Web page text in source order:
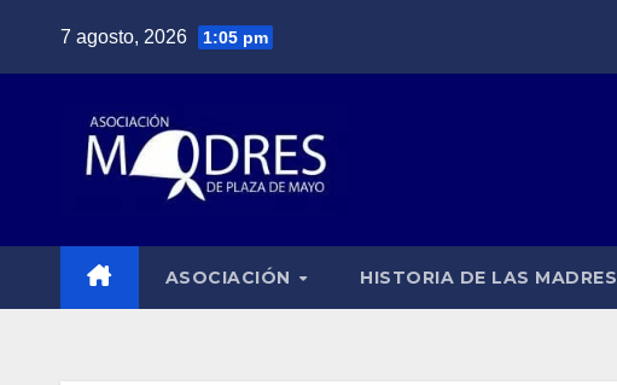
7 agosto, 2026 1:05 pm
ASOCIACIÓN HISTORIA DE LAS MADRES